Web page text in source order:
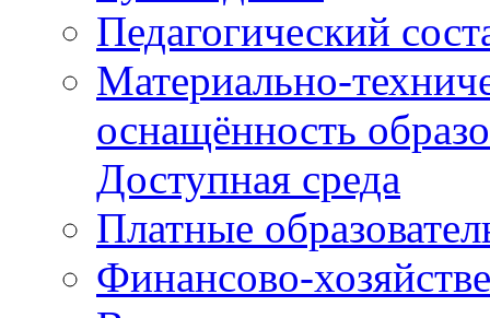
Педагогический
Материально-
оснащённость
Доступная среда
Платные
Финансово-